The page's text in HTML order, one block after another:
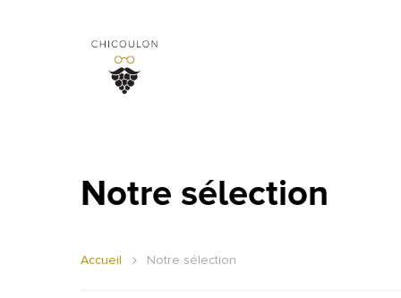
Notre sélection
Accueil Notre sélection